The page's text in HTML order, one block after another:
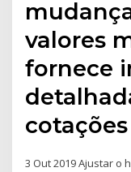
valores
fornece
3 Out 2019 Ajustar o